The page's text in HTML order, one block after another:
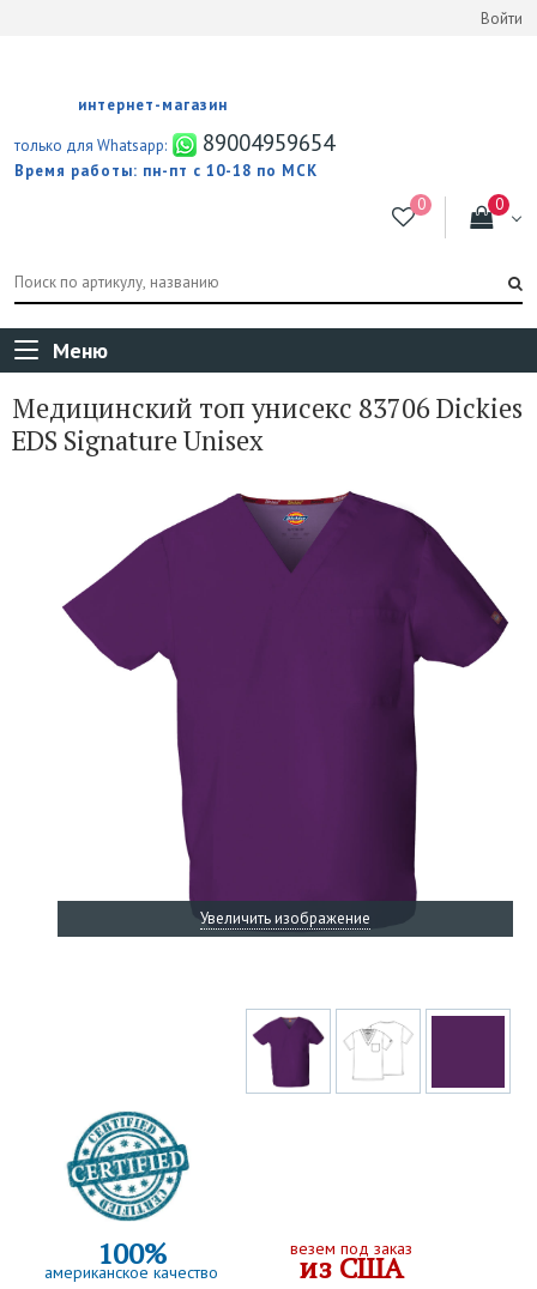
Войти
интернет-магазин
только для Whatsapp:
89004959654
Время работы: пн-пт с 10-18 по МСК
Меню
Медицинский топ унисекс 83706 Dickies
EDS Signature Unisex
Увеличить изображение
100%
американское качество
везем под заказ
из США